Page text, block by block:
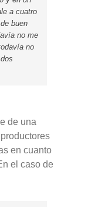
a cuatro
buen
no me
no
de una
en cuanto
el caso de